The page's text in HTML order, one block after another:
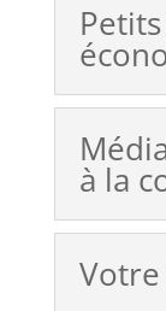
à la